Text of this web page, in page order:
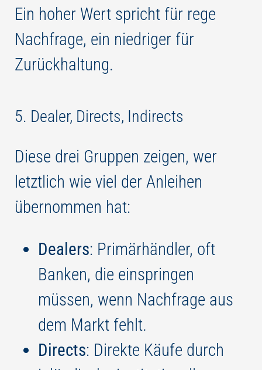
Ein hoher Wert spricht für rege
Nachfrage, ein niedriger für
Zurückhaltung.
5. Dealer, Directs, Indirects
Diese drei Gruppen zeigen, wer
letztlich wie viel der Anleihen
übernommen hat:
Dealers: Primärhändler, oft
Banken, die einspringen
müssen, wenn Nachfrage aus
dem Markt fehlt.
Directs: Direkte Käufe durch